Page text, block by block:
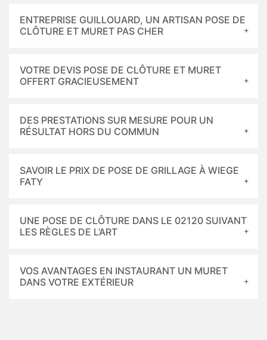
ENTREPRISE GUILLOUARD, UN ARTISAN POSE DE
CLÔTURE ET MURET PAS CHER
VOTRE DEVIS POSE DE CLÔTURE ET MURET
OFFERT GRACIEUSEMENT
DES PRESTATIONS SUR MESURE POUR UN
RÉSULTAT HORS DU COMMUN
SAVOIR LE PRIX DE POSE DE GRILLAGE À WIEGE
FATY
UNE POSE DE CLÔTURE DANS LE 02120 SUIVANT
LES RÈGLES DE L’ART
VOS AVANTAGES EN INSTAURANT UN MURET
DANS VOTRE EXTÉRIEUR